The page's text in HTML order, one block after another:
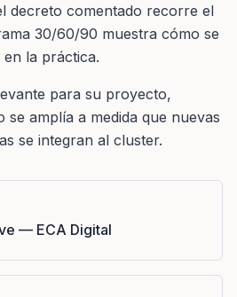
decreto comentado recorre el
30/60/90 muestra cómo se
la práctica.
para su proyecto,
amplía a medida que nuevas
se integran al cluster.
— ECA Digital